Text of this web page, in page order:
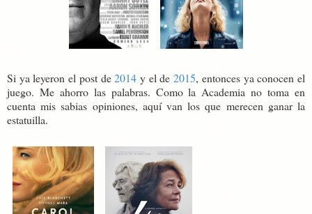
Si ya leyeron el post de2014 y el de2015, entonces ya conocen el
juego. Me ahorro las palabras. Como la Academia no toma en
cuenta mis sabias opiniones, aquí van los que merecen ganar la
estatuilla.